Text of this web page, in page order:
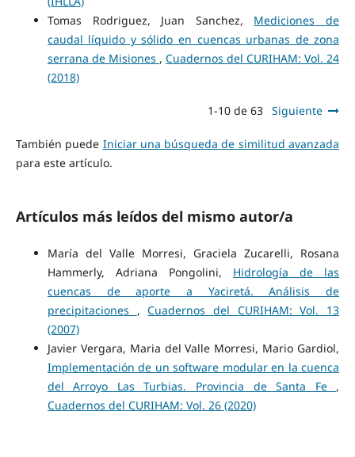
Tomas Rodriguez, Juan Sanchez, Mediciones de
caudal líquido y sólido en cuencas urbanas de zona
serrana de Misiones ,Cuadernos del CURIHAM: Vol. 24
(2018)
1-10 de 63 Siguiente
También puede Iniciar una búsqueda de similitud avanzada
para este artículo.
Artículos más leídos del mismo autor/a
María del Valle Morresi, Graciela Zucarelli, Rosana
Hammerly, Adriana Pongolini, Hidrología de las
cuencas de aporte a Yaciretá. Análisis de
precipitaciones ,Cuadernos del CURIHAM: Vol. 13
(2007)
Javier Vergara, Maria del Valle Morresi, Mario Gardiol,
Implementación de un software modular en la cuenca
del Arroyo Las Turbias. Provincia de Santa Fe ,
Cuadernos del CURIHAM: Vol. 26 (2020)